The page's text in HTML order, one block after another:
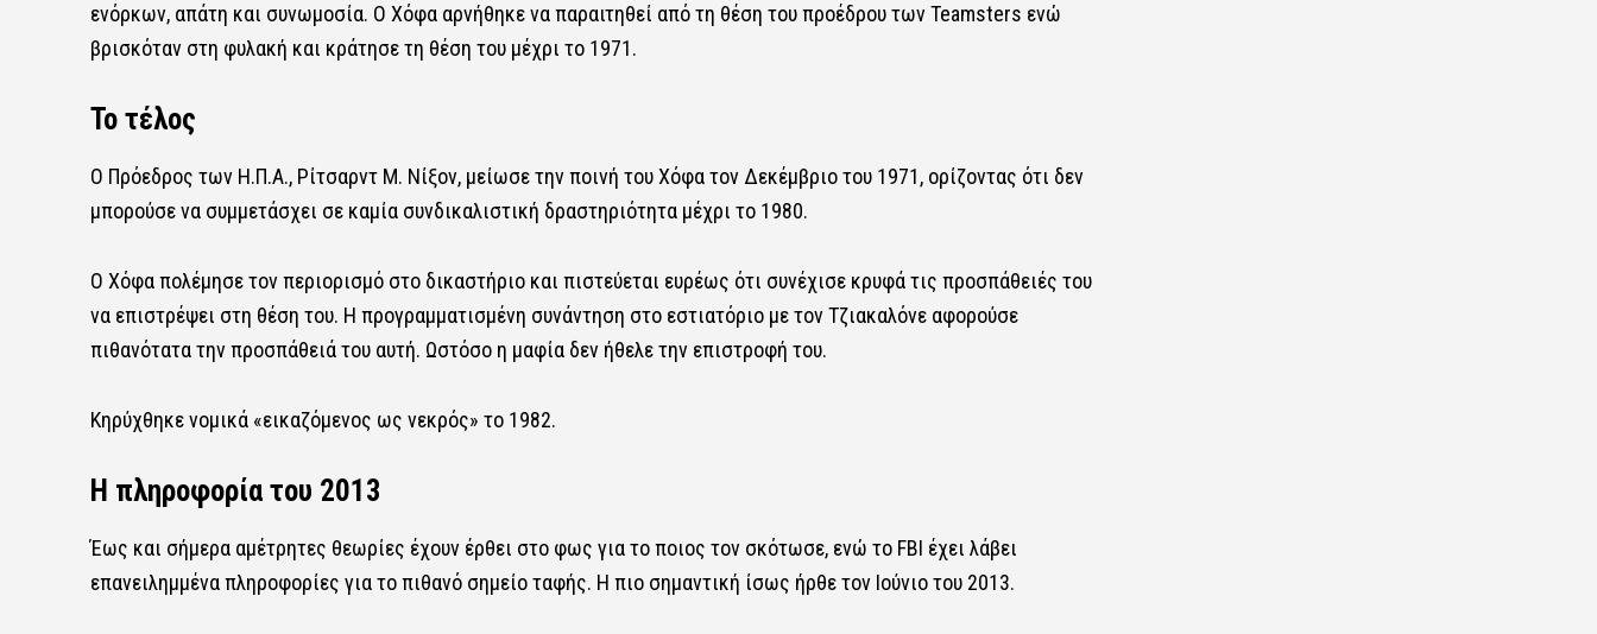
ενόρκων, απάτη και συνωμοσία. Ο Χόφα αρνήθηκε να παραιτηθεί από τη θέση του προέδρου των Teamsters ενώ
βρισκόταν στη φυλακή και κράτησε τη θέση του μέχρι το 1971.
Το τέλος
Ο Πρόεδρος των Η.Π.Α., Ρίτσαρντ Μ. Νίξον, μείωσε την ποινή του Χόφα τον Δεκέμβριο του 1971, ορίζοντας ότι δεν
μπορούσε να συμμετάσχει σε καμία συνδικαλιστική δραστηριότητα μέχρι το 1980.
Ο Χόφα πολέμησε τον περιορισμό στο δικαστήριο και πιστεύεται ευρέως ότι συνέχισε κρυφά τις προσπάθειές του
να επιστρέψει στη θέση του. Η προγραμματισμένη συνάντηση στο εστιατόριο με τον Τζιακαλόνε αφορούσε
πιθανότατα την προσπάθειά του αυτή. Ωστόσο η μαφία δεν ήθελε την επιστροφή του.
Κηρύχθηκε νομικά «εικαζόμενος ως νεκρός» το 1982.
Η πληροφορία του 2013
Έως και σήμερα αμέτρητες θεωρίες έχουν έρθει στο φως για το ποιος τον σκότωσε, ενώ το FBI έχει λάβει
επανειλημμένα πληροφορίες για το πιθανό σημείο ταφής. Η πιο σημαντική ίσως ήρθε τον Ιούνιο του 2013.